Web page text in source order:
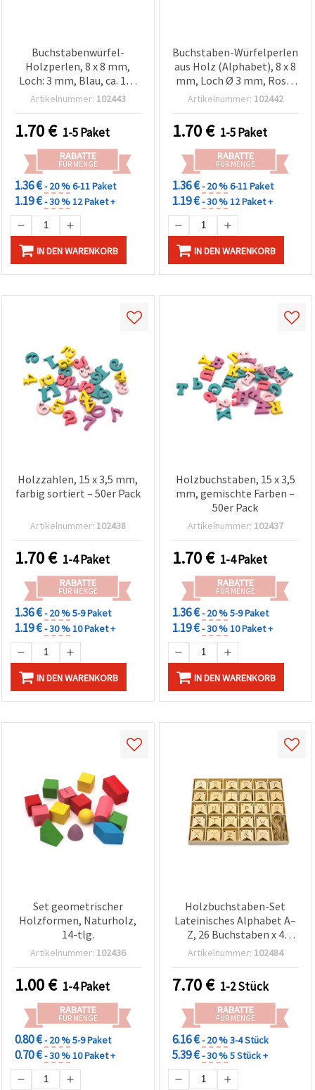
Buchstabenwürfel-
Holzperlen, 8 x 8 mm,
Loch: 3 mm, Blau, ca. 107
Stück (ca. 35 g)
Artikelnummer: 102443
1.70€ 1-5 Paket
RABATTE
FÜR MENGE
1.36 €- 20 %6-11 Paket
1.19 €- 30 %12 Paket +
IN DEN WARENKORB
Buchstaben-Würfelperlen
aus Holz (Alphabet), 8 x 8
mm, Loch Ø 3 mm, Rosa,
ca. 107 Stk., ca. 35 g – für
personalisierten
Schmuck, Deko & Kinder-
Bastelprojekte
Artikelnummer: 102442
1.70€ 1-5 Paket
RABATTE
FÜR MENGE
1.36 €- 20 %6-11 Paket
1.19 €- 30 %12 Paket +
IN DEN WARENKORB
Holzzahlen, 15 x 3,5 mm,
farbig sortiert – 50er Pack
Artikelnummer: 102438
1.70€ 1-4 Paket
RABATTE
FÜR MENGE
1.36 €- 20 %5-9 Paket
1.19 €- 30 %10 Paket +
IN DEN WARENKORB
Holzbuchstaben, 15 x 3,5
mm, gemischte Farben –
50er Pack
Artikelnummer: 102437
1.70€ 1-4 Paket
RABATTE
FÜR MENGE
1.36 €- 20 %5-9 Paket
1.19 €- 30 %10 Paket +
IN DEN WARENKORB
Set geometrischer
Holzformen, Naturholz,
14-tlg.
Artikelnummer: 102436
1.00€ 1-4 Paket
RABATTE
FÜR MENGE
0.80 €- 20 %5-9 Paket
0.70 €- 30 %10 Paket +
Holzbuchstaben-Set
Lateinisches Alphabet A–
Z, 26 Buchstaben x 4
Stück, wimpelförmig mit
Aufbewahrungsbox 23 x
19 x 1,5 cm
Artikelnummer: 102484
7.70€ 1-2 Stück
RABATTE
FÜR MENGE
6.16 €- 20 %3-4 Stück
5.39 €- 30 %5 Stück +